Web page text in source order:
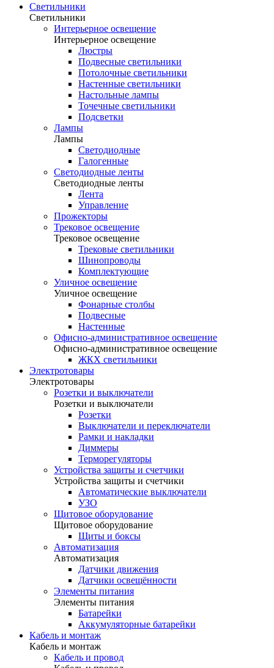
Светильники
Светильники
Интерьерное освещение
Интерьерное освещение
Люстры
Подвесные светильники
Потолочные светильники
Настенные светильники
Настольные лампы
Точечные светильники
Подсветки
Лампы
Лампы
Светодиодные
Галогенные
Светодиодные ленты
Светодиодные ленты
Лента
Управление
Прожекторы
Трековое освещение
Трековое освещение
Трековые светильники
Шинопроводы
Комплектующие
Уличное освещение
Уличное освещение
Фонарные столбы
Подвесные
Настенные
Офисно-административное освещение
Офисно-административное освещение
ЖКХ светильники
Электротовары
Электротовары
Розетки и выключатели
Розетки и выключатели
Розетки
Выключатели и переключатели
Рамки и накладки
Диммеры
Терморегуляторы
Устройства защиты и счетчики
Устройства защиты и счетчики
Автоматические выключатели
УЗО
Щитовое оборудование
Щитовое оборудование
Щиты и боксы
Автоматизация
Автоматизация
Датчики движения
Датчики освещённости
Элементы питания
Элементы питания
Батарейки
Аккумуляторные батарейки
Кабель и монтаж
Кабель и монтаж
Кабель и провод